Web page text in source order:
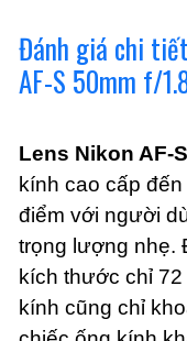
Đánh giá chi
AF-S 50mm f/
Lens Nikon AF-
kính cao cấp
điểm với người
trọng lượng nhẹ.
kích thước chỉ
kính cũng chỉ